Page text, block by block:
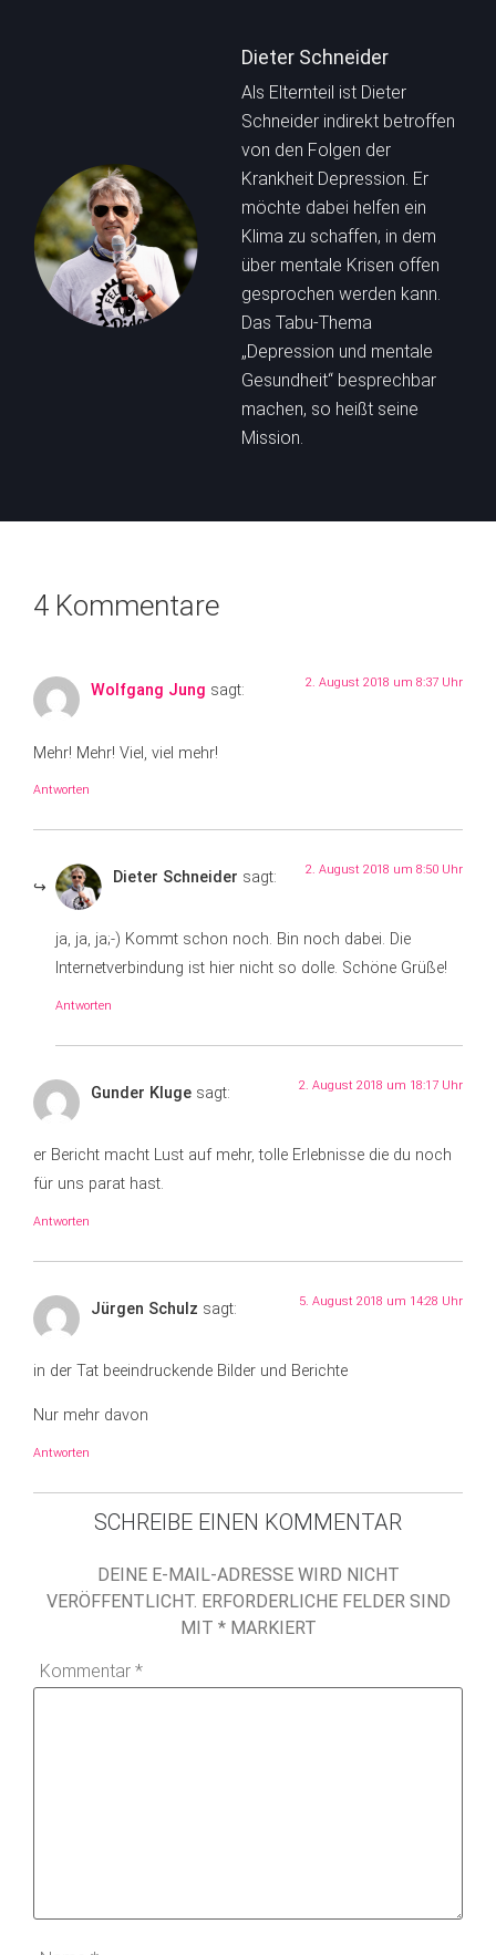
Dieter Schneider
Als Elternteil ist Dieter
Schneider indirekt betroffen
von den Folgen der
Krankheit Depression. Er
möchte dabei helfen ein
Klima zu schaffen, in dem
über mentale Krisen offen
gesprochen werden kann.
Das Tabu-Thema
„Depression und mentale
Gesundheit“ besprechbar
machen, so heißt seine
Mission.
4 Kommentare
Wolfgang Jung sagt: 2. August 2018 um 8:37 Uhr
Mehr! Mehr! Viel, viel mehr!
Antworten
Dieter Schneider sagt: 2. August 2018 um 8:50 Uhr
ja, ja, ja;-) Kommt schon noch. Bin noch dabei. Die
Internetverbindung ist hier nicht so dolle. Schöne Grüße!
Antworten
Gunder Kluge sagt: 2. August 2018 um 18:17 Uhr
er Bericht macht Lust auf mehr, tolle Erlebnisse die du noch
für uns parat hast.
Antworten
Jürgen Schulz sagt: 5. August 2018 um 14:28 Uhr
in der Tat beeindruckende Bilder und Berichte
Nur mehr davon
Antworten
SCHREIBE EINEN KOMMENTAR
DEINE E-MAIL-ADRESSE WIRD NICHT
VERÖFFENTLICHT. ERFORDERLICHE FELDER SIND
MIT *MARKIERT
Kommentar *